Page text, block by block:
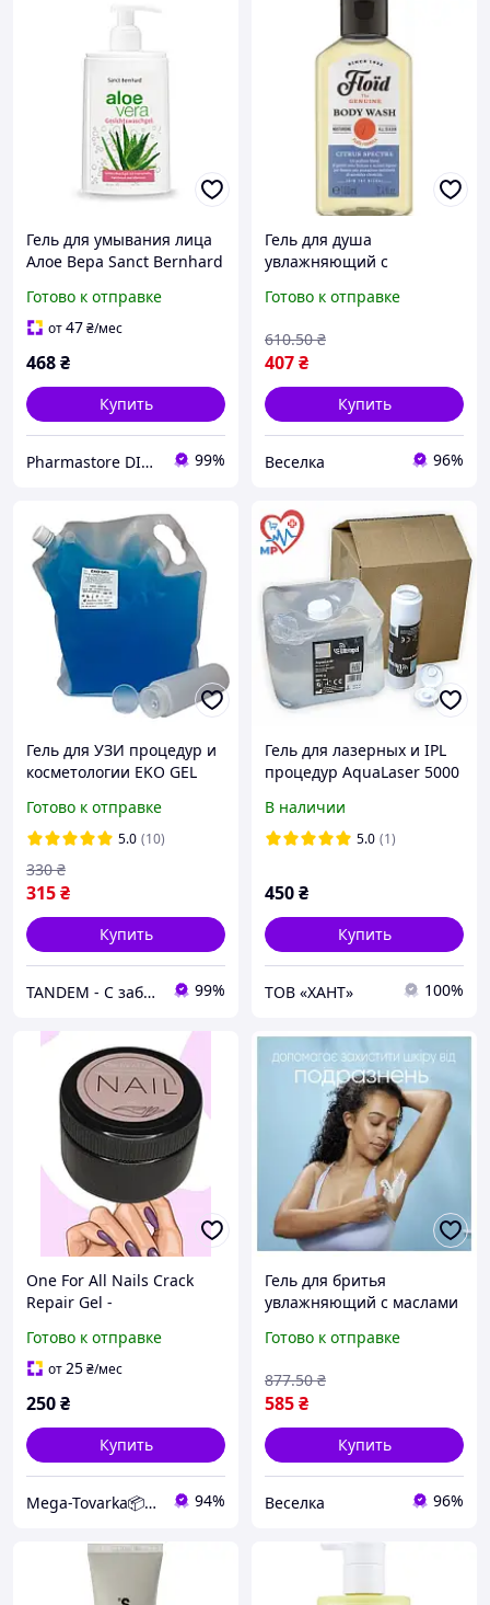
Гель для умывания лица
Алое Вера Sanct Bernhard
мл нежный уход и
увлажнение
Готово к отправке
от47₴/мес
468₴
Купить
Pharmastore DISCOUNT 99%
Гель для душа
увлажняющий с
для мужчин очищающий
FLAME
Готово к отправке
407₴
610.50 ₴
Купить
Веселка 96%
Гель для УЗИ процедур и
косметологии EKO GEL
standart pack ГОЛУБОЙ5
л. Украина
Готово к отправке
5.0 (10)
315₴
330 ₴
Купить
TANDEM - С заботой о Вас и ваших клиентах 99%
Гель для лазерных и IPL
процедур AquaLaser 5000
В наличии
5.0 (1)
450₴
Купить
ТОВ «ХАНТ» 100%
One For All Nails Crack
Repair Gel -
ремонта и укрепления
ногтей (100 г)
Готово к отправке
от25₴/мес
250₴
Купить
Mega-Tovarka📦💙💛 94%
Гель для бритья
увлажняющий с маслами
женщин с защитой от
Готово к отправке
585₴
877.50 ₴
Купить
Веселка 96%